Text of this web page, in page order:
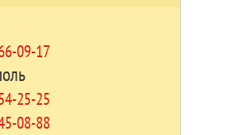
09-17
25-25
08-88